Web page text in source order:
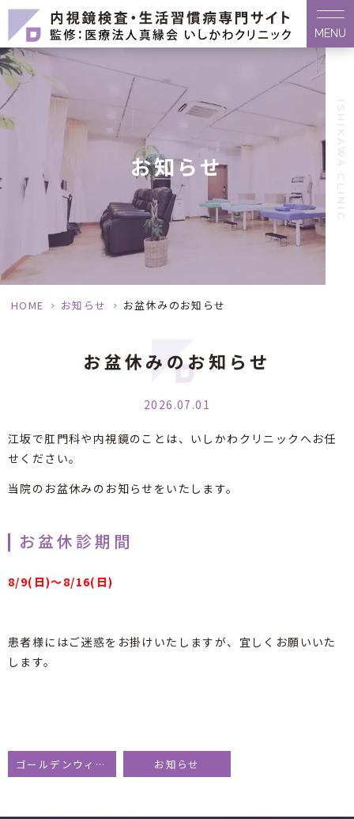
MENU
ISHIKAWA CLINIC
お知らせ
HOME > お知らせ > お盆休みのお知らせ
お盆休みのお知らせ
2026.07.01
江坂で肛門科や内視鏡のことは、いしかわクリニックへお任
せください。
当院のお盆休みのお知らせをいたします。
お盆休診期間
8/9(日)～8/16(日)
患者様にはご迷惑をお掛けいたしますが、宜しくお願いいた
します。
ゴールデンウィークの休診日のお知らせ お知らせ